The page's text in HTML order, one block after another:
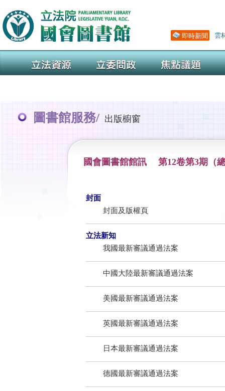
圖書館服務/ 出版櫥窗
國會圖書館館訊 第12卷第3期（
封面
封面及版權頁
立法新知
我國最新審議通過法案
中國大陸最新審議通過法案
美國最新審議通過法案
英國最新審議通過法案
日本最新審議通過法案
德國最新審議通過法案